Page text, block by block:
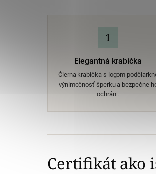
1
Elegantná krabička
Čierna krabička s logom
výnimočnosť šperku a bezpečne
ochráni.
Certifikát ako